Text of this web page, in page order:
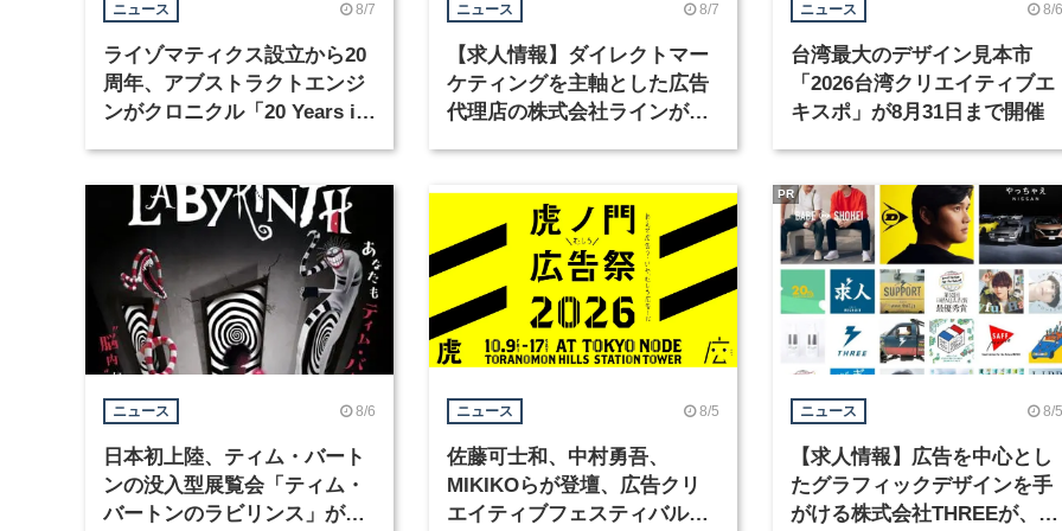
ニュース 8/7
ライゾマティクス設立から20
周年、アブストラクトエンジ
ンがクロニクル「20 Years in
ニュース 8/7
【求人情報】ダイレクトマー
ケティングを主軸とした広告
代理店の株式会社ラインが、
ニュース 8/6
台湾最大のデザイン見本市
「2026台湾クリエイティブエ
キスポ」が8月31日まで開催
ニュース 8/6
日本初上陸、ティム・バート
ンの没入型展覧会「ティム・
バートンのラビリンス」が東
ニュース 8/5
佐藤可士和、中村勇吾、
MIKIKOらが登壇、広告クリ
エイティブフェスティバル
ニュース 8/5
【求人情報】広告を中心とし
たグラフィックデザインを手
がける株式会社THREEが、グ
PR